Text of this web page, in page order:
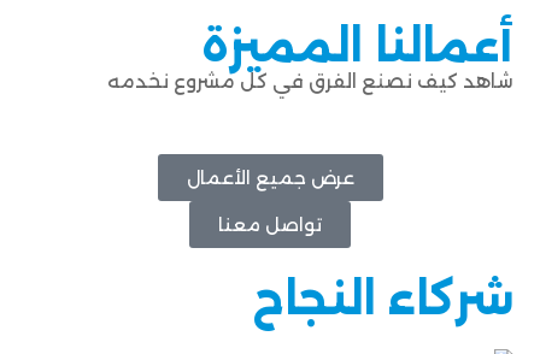
أعمالنا المميزة
شاهد كيف نصنع الفرق في كل مشروع نخدمه
عرض جميع الأعمال
تواصل معنا
شركاء النجاح